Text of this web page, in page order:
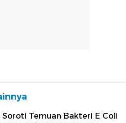
Soroti Temuan Bakteri E Coli